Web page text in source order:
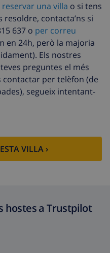
reservar una villa o si tens
resoldre, contacta’ns si
637 o per correu
en 24h, però la majoria
Els nostres
preguntes el més
contactar per telèfon (de
segueix intentant-
VILLA ›
hostes a Trustpilot